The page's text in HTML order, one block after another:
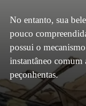
No entanto, sua
pouco
possui o
instantâneo comum
peçonhentas.